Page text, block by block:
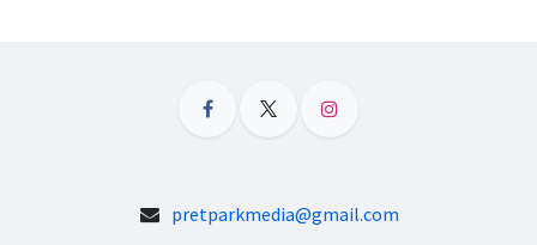
pretparkmedia@gmail.com